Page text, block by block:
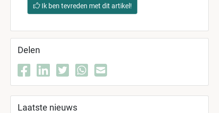
Ik ben tevreden met dit artikel!
Delen
Laatste nieuws